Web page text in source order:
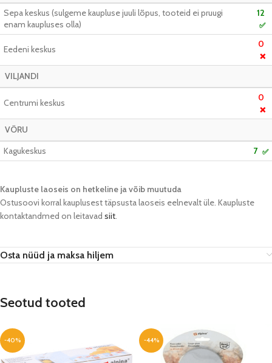
Sepa keskus (sulgeme kaupluse juuli lõpus, tooteid ei pruugi
enam kaupluses olla)
12
✅
Eedeni keskus 0
❌
VILJANDI
Centrumi keskus 0
❌
VÕRU
Kagukeskus
7 ✅
Kaupluste laoseis on hetkeline ja võib muutuda​
Ostusoovi korral kauplusest täpsusta laoseis eelnevalt üle. Kaupluste
kontaktandmed on leitavad siit.
Osta nüüd ja maksa hiljem
Seotud tooted
-40% -44%